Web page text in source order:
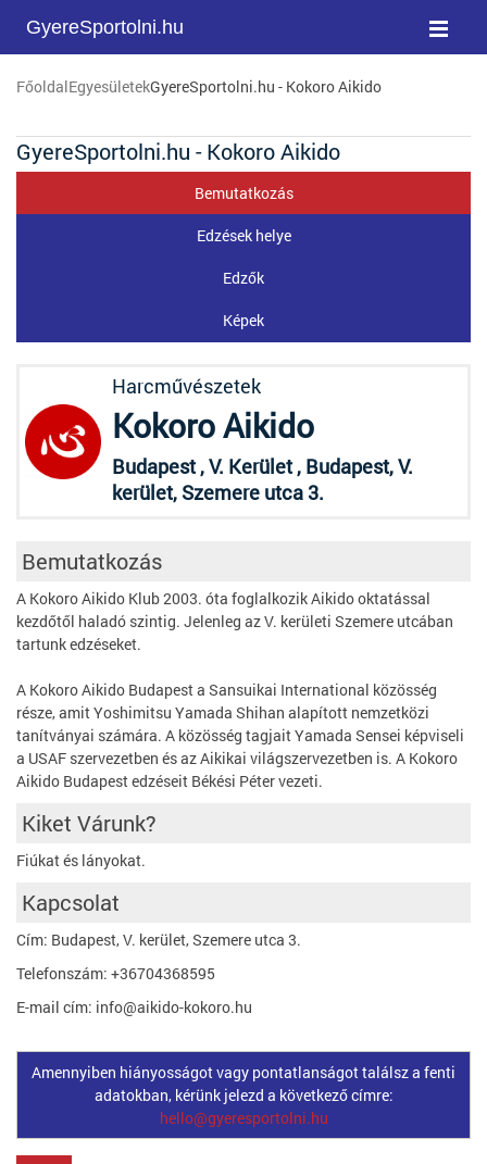
GyereSportolni.hu
FőoldalEgyesületekGyereSportolni.hu - Kokoro Aikido
GyereSportolni.hu - Kokoro Aikido
Bemutatkozás
Edzések helye
Edzők
Képek
Harcművészetek
Kokoro Aikido
Budapest , V. Kerület , Budapest, V.
kerület, Szemere utca 3.
Bemutatkozás
A Kokoro Aikido Klub 2003. óta foglalkozik Aikido oktatással
kezdőtől haladó szintig. Jelenleg az V. kerületi Szemere utcában
tartunk edzéseket.
A Kokoro Aikido Budapest a Sansuikai International közösség
része, amit Yoshimitsu Yamada Shihan alapított nemzetközi
tanítványai számára. A közösség tagjait Yamada Sensei képviseli
a USAF szervezetben és az Aikikai világszervezetben is. A Kokoro
Aikido Budapest edzéseit Békési Péter vezeti.
Kiket Várunk?
Fiúkat és lányokat.
Kapcsolat
Cím: Budapest, V. kerület, Szemere utca 3.
Telefonszám: +36704368595
E-mail cím: info@aikido-kokoro.hu
Amennyiben hiányosságot vagy pontatlanságot találsz a fenti
adatokban, kérünk jelezd a következő címre:
hello@gyeresportolni.hu